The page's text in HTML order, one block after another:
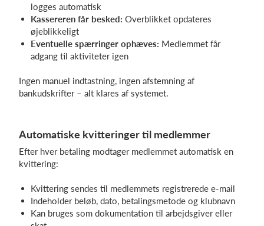
logges automatisk
Kassereren får besked: Overblikket opdateres
øjeblikkeligt
Eventuelle spærringer ophæves: Medlemmet får
adgang til aktiviteter igen
Ingen manuel indtastning, ingen afstemning af
bankudskrifter – alt klares af systemet.
Automatiske kvitteringer til medlemmer
Efter hver betaling modtager medlemmet automatisk en
kvittering:
Kvittering sendes til medlemmets registrerede e-mail
Indeholder beløb, dato, betalingsmetode og klubnavn
Kan bruges som dokumentation til arbejdsgiver eller